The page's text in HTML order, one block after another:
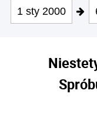
1 sty 2000